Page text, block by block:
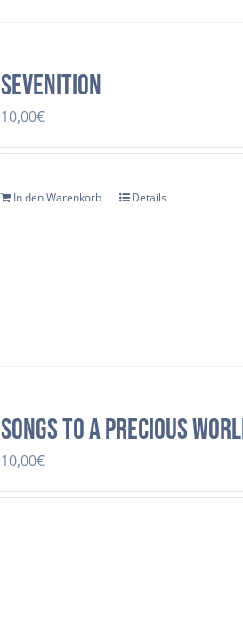
Sevenition
10,00€
In den Warenkorb Details
Songs to a precious
10,00€